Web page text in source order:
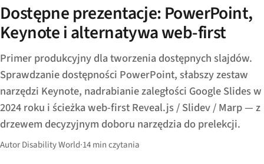
Dostępne prezentacje: PowerPoint,
Keynote i alternatywa web-first
Primer produkcyjny dla tworzenia dostępnych slajdów.
Sprawdzanie dostępności PowerPoint, słabszy zestaw
narzędzi Keynote, nadrabianie zaległości Google Slides w
2024 roku i ścieżka web-first Reveal.js / Slidev / Marp — z
drzewem decyzyjnym doboru narzędzia do prelekcji.
Autor Disability World·14 min czytania